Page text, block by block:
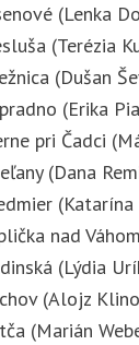
(Lenka
(Terézia
(Dušan
(Erika
pri Čadci
(Dana
nad
(Lýdia
(Alojz
(Marián